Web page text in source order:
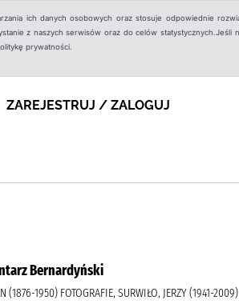
ich danych osobowych oraz stosuje odpowiednie
z naszych serwisów oraz do celów statystycznych.Jeśli
prywatności.
ZAREJESTRUJ / ZALOGUJ
Bernardyński
(1876-1950) FOTOGRAFIE, SURWIŁO, JERZY (1941-